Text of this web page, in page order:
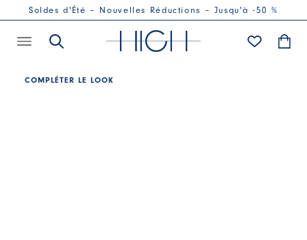
Soldes d'Été – Nouvelles Réductions – Jusqu'à -50 %
COMPLÉTER LE LOOK